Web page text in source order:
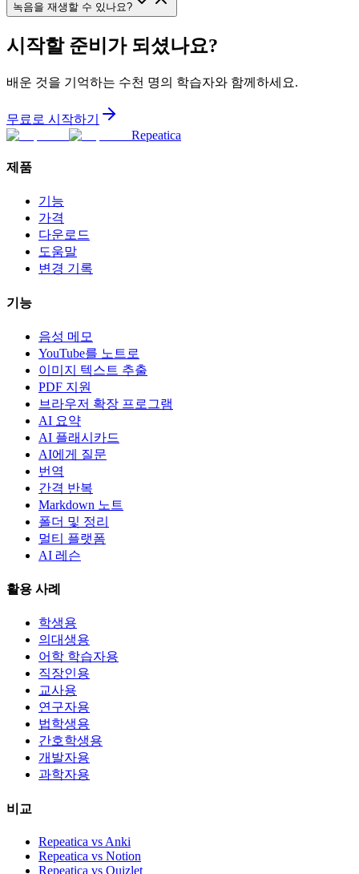
녹음을 재생할 수 있나요?
시작할 준비가 되셨나요?
배운 것을 기억하는 수천 명의 학습자와 함께하세요.
무료로 시작하기
Repeatica
제품
기능
가격
다운로드
도움말
변경 기록
기능
음성 메모
YouTube를 노트로
이미지 텍스트 추출
PDF 지원
브라우저 확장 프로그램
AI 요약
AI 플래시카드
AI에게 질문
번역
간격 반복
Markdown 노트
폴더 및 정리
멀티 플랫폼
AI 레슨
활용 사례
학생용
의대생용
어학 학습자용
직장인용
교사용
연구자용
법학생용
간호학생용
개발자용
과학자용
비교
Repeatica vs Anki
Repeatica vs Notion
Repeatica vs Quizlet